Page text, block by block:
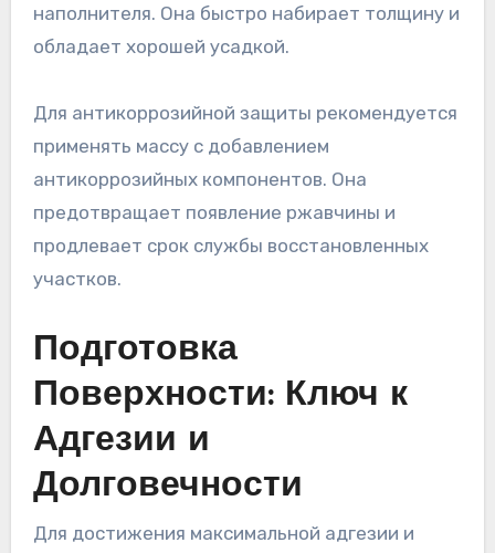
наполнителя. Она быстро набирает толщину и
обладает хорошей усадкой.
Для антикоррозийной защиты рекомендуется
применять массу с добавлением
антикоррозийных компонентов. Она
предотвращает появление ржавчины и
продлевает срок службы восстановленных
участков.
Подготовка
Поверхности: Ключ к
Адгезии и
Долговечности
Для достижения максимальной адгезии и